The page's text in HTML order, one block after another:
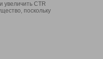
увеличить CTR
поскольку